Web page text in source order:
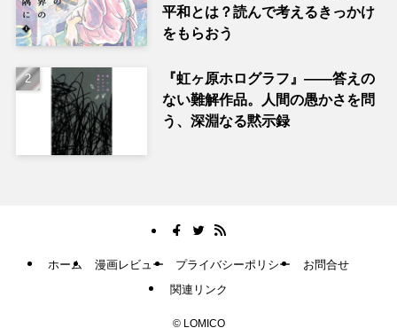
平和とは？読んで考えるきっかけ
をもらおう
『虹ヶ原ホログラフ』——答えの
ない難解作品。人間の愚かさを問
う、深淵なる黙示録
ホーム 漫画レビュー プライバシーポリシー
お問合せ
関連リンク
©LOMICO